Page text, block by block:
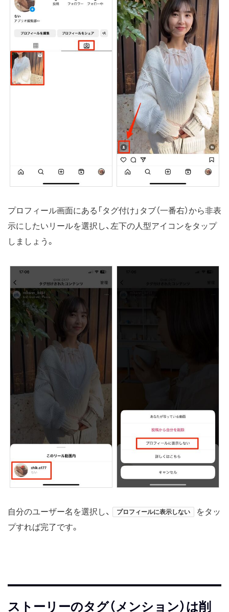
プロフィール画面にある「タグ付け」タブ（一番右）から非表
示にしたいリールを選択し、左下の人型アイコンをタップ
しましょう。
自分のユーザー名を選択し、 プロフィールに表示しない
をタッ
プすれば完了です。
ストーリーのタグ（メンション）は削